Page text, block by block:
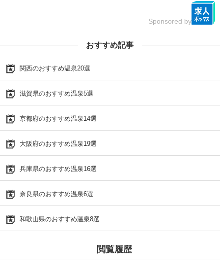
Sponsored by
おすすめ記事
関西のおすすめ温泉20選
滋賀県のおすすめ温泉5選
京都府のおすすめ温泉14選
大阪府のおすすめ温泉19選
兵庫県のおすすめ温泉16選
奈良県のおすすめ温泉6選
和歌山県のおすすめ温泉8選
閲覧履歴